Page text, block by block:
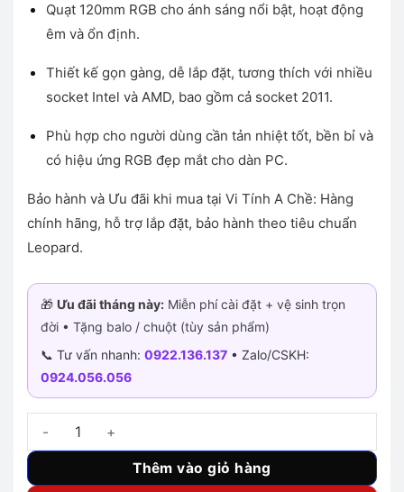
Quạt 120mm RGB cho ánh sáng nổi bật, hoạt động
êm và ổn định.
Thiết kế gọn gàng, dễ lắp đặt, tương thích với nhiều
socket Intel và AMD, bao gồm cả socket 2011.
Phù hợp cho người dùng cần tản nhiệt tốt, bền bỉ và
có hiệu ứng RGB đẹp mắt cho dàn PC.
Bảo hành và Ưu đãi khi mua tại Vi Tính A Chề: Hàng
chính hãng, hỗ trợ lắp đặt, bảo hành theo tiêu chuẩn
Leopard.
🎁 Ưu đãi tháng này: Miễn phí cài đặt + vệ sinh trọn
đời • Tặng balo / chuột (tùy sản phẩm)
📞 Tư vấn nhanh: 0922.136.137 • Zalo/CSKH:
0924.056.056
Tản nhiệt khí Leopard K400 RGB (Support 2011) số lượng
Thêm vào giỏ hàng